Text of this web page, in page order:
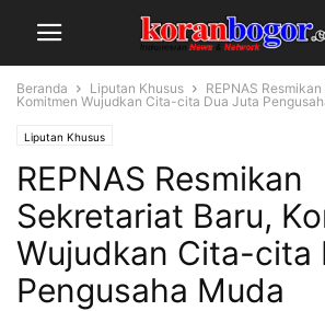
Beranda Liputan Khusus
REPNAS
Komitmen Wujudkan Cita-cita Dua Juta
Liputan Khusus
REPNAS Resmikan
Sekretariat Baru,
Wujudkan Cita-cita
Pengusaha Muda